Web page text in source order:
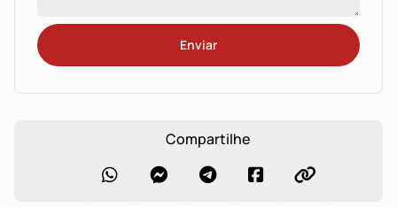
Enviar
Compartilhe